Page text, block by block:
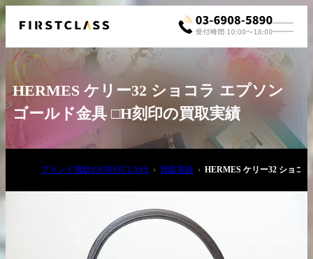
03-6908-5890
HERMES ケリー32 ショコラ エプソン
ゴールド金具 □H刻印の買取実績
ブランド買取のFIRSTCLASS 買取実績 HERMES ケリー32 ショコ